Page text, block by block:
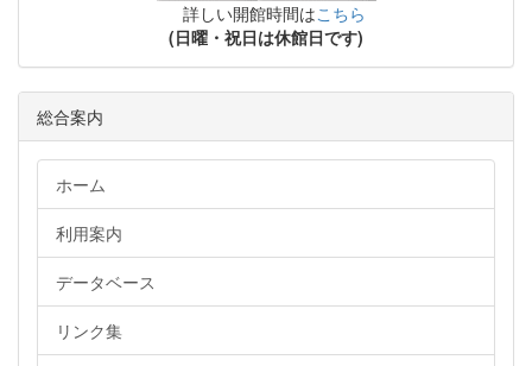
詳しい開館時間はこちら
(日曜・祝日は休館日です)
総合案内
ホーム
利用案内
データベース
リンク集